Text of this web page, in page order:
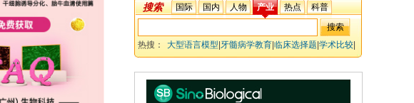
搜索 国际 国内 人物 产业 热点 科普
热搜： 大型语言模型 牙髓病学教育 临床选择题 学术比较